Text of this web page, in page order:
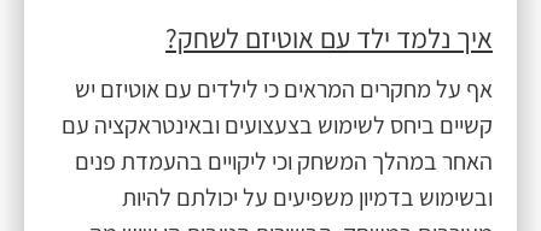
איך נלמד ילד עם אוטיזם לשחק?
אף על מחקרים המראים כי לילדים עם אוטיזם יש
קשיים ביחס לשימוש בצעצועים ובאינטראקציה עם
האחר במהלך המשחק וכי ליקויים בהעמדת פנים
ובשימוש בדמיון משפיעים על יכולתם להיות